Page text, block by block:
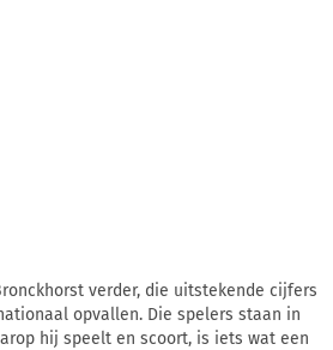
verder, die uitstekende cijfers
opvallen. Die spelers staan in
hij speelt en scoort, is iets wat een